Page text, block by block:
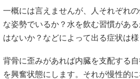
一概には言えませんが、人それぞれ
な姿勢でいるか？水を飲む習慣があ
はないか？などによって出る症状は様
背骨に歪みがあれば内臓を支配する
を興奮状態にします。それが慢性的